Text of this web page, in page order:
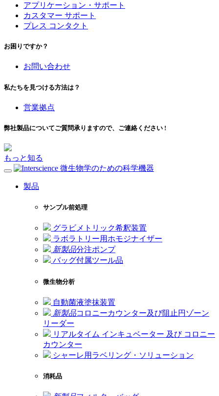
アプリケーション・サポート
カスタマー サポート
プレス コンタクト
お困りですか？
お問い合わせ
私たちを見つける方法は？
営業拠点
弊社製品についてご質問承りますので、ご連絡ください !
もっと知る
微生物学のための科学機器
製品
サンプル前処理
グラビメトリック希釈装置
ラボラトリー用ホモジナイザー
新製品分注ポンプ
バッグ付属ツール品
微生物分析
自動菌液塗抹装置
新製品コロニーカウンター及び阻止円ゾーン
リーダー
リアルタイム インキュベーター 及び コロニー
カウンター
シャーレ用ラベリング・ソリューション
消耗品